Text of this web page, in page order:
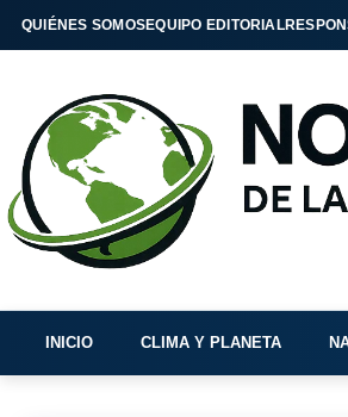
QUIÉNES SOMOSEQUIPO EDITORIAL
INICIO CLIMA Y PLANETA